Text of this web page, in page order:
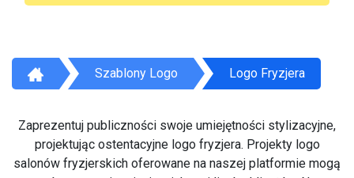
Szablony Logo Logo Fryzjera
Zaprezentuj publiczności swoje umiejętności stylizacyjne,
projektując ostentacyjne logo fryzjera. Projekty logo
salonów fryzjerskich oferowane na naszej platformie mogą